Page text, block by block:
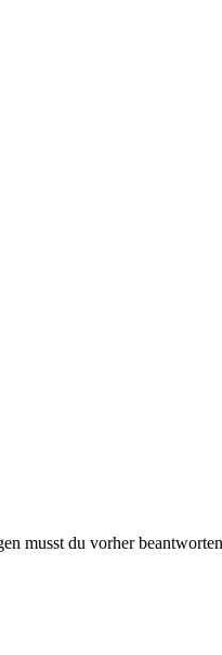
musst du vorher beantworten